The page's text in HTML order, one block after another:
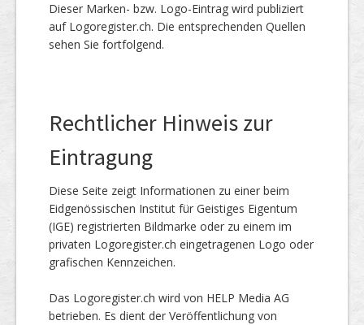
Dieser Marken- bzw. Logo-Eintrag wird publiziert
auf Logoregister.ch. Die entsprechenden Quellen
sehen Sie fortfolgend.
Rechtlicher Hinweis zur
Eintragung
Diese Seite zeigt Informationen zu einer beim
Eidgenössischen Institut für Geistiges Eigentum
(IGE) registrierten Bildmarke oder zu einem im
privaten Logoregister.ch eingetragenen Logo oder
grafischen Kennzeichen.
Das Logoregister.ch wird von HELP Media AG
betrieben. Es dient der Veröffentlichung von